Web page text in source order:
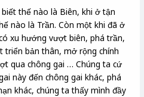
thế nào là Biên, khi ở tận
nào là Trần. Còn một khi đã ở
xu hướng vượt biên, phá trần,
triển bản thân, mở rộng chính
qua chông gai … Chúng ta cứ
này đến chông gai khác, phá
khác, chúng ta thấy mình đầy